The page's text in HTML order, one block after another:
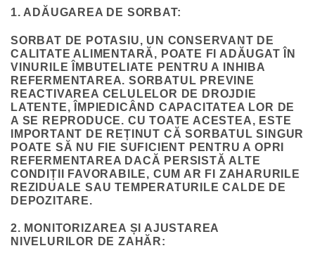
1. ADĂUGAREA DE SORBAT:
SORBAT DE POTASIU, UN CONSERVANT DE
CALITATE ALIMENTARĂ, POATE FI ADĂUGAT ÎN
VINURILE ÎMBUTELIATE PENTRU A INHIBA
REFERMENTAREA. SORBATUL PREVINE
REACTIVAREA CELULELOR DE DROJDIE
LATENTE, ÎMPIEDICÂND CAPACITATEA LOR DE
A SE REPRODUCE. CU TOATE ACESTEA, ESTE
IMPORTANT DE REȚINUT CĂ SORBATUL SINGUR
POATE SĂ NU FIE SUFICIENT PENTRU A OPRI
REFERMENTAREA DACĂ PERSISTĂ ALTE
CONDIȚII FAVORABILE, CUM AR FI ZAHARURILE
REZIDUALE SAU TEMPERATURILE CALDE DE
DEPOZITARE.
2. MONITORIZAREA ȘI AJUSTAREA
NIVELURILOR DE ZAHĂR: